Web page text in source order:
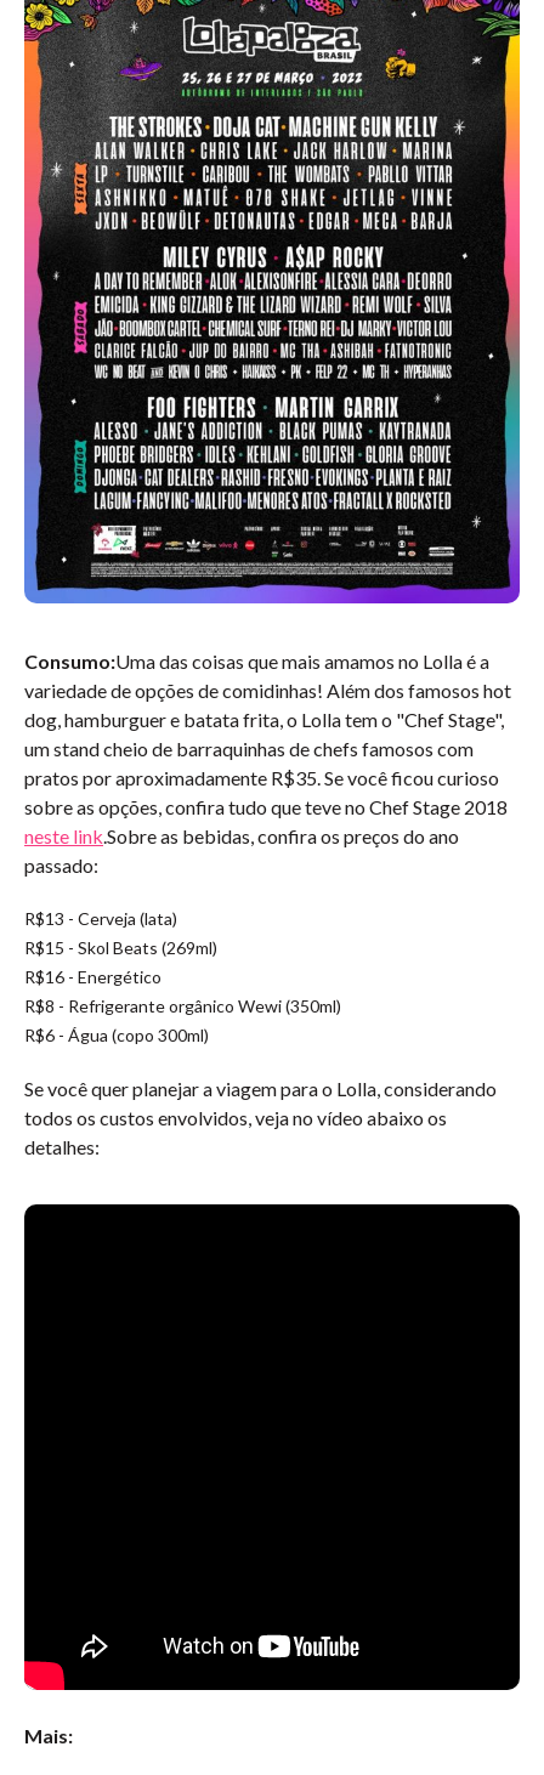
Consumo:Uma das coisas que mais amamos no Lolla é a
variedade de opções de comidinhas! Além dos famosos hot
dog, hamburguer e batata frita, o Lolla tem o "Chef Stage",
um stand cheio de barraquinhas de chefs famosos com
pratos por aproximadamente R$35. Se você ficou curioso
sobre as opções, confira tudo que teve no Chef Stage 2018
neste link .Sobre as bebidas, confira os preços do ano
passado:
R$13 - Cerveja (lata)
R$15 - Skol Beats (269ml)
R$16 - Energético
R$8 - Refrigerante orgânico Wewi (350ml)
R$6 - Água (copo 300ml)
Se você quer planejar a viagem para o Lolla, considerando
todos os custos envolvidos, veja no vídeo abaixo os
detalhes:
Mais: